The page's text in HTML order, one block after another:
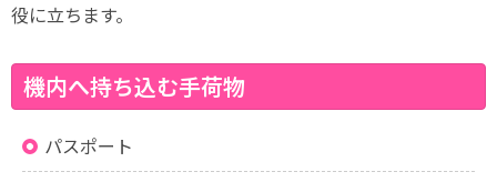
役に立ちます。
機内へ持ち込む手荷物
パスポート